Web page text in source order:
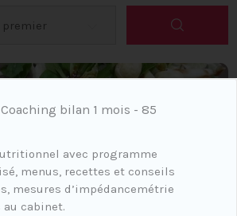
bilan 1 mois - 85
avec programme
menus, recettes et conseils
mesures d’impédancemétrie
au cabinet.